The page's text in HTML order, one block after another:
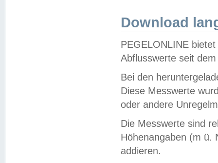
Download
PEGELONLINE
Abflusswerte seit
Bei den
Diese Messwerte
oder andere
Die Messwerte sind
Höhenangaben (m ü.
addieren.